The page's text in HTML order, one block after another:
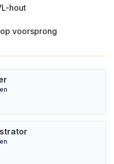
hout
voorsprong